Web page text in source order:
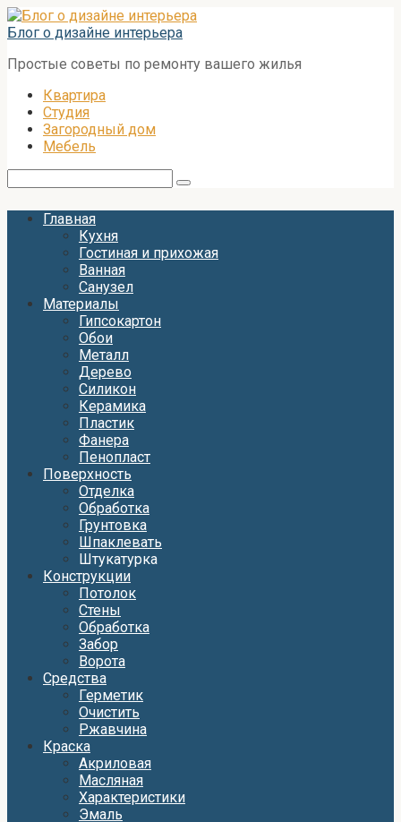
Перейти
к
Блог о дизайне интерьера
Простые советы по ремонту вашего жилья
Квартира
Студия
Загородный дом
Мебель
Главная
Кухня
Гостиная и прихожая
Ванная
Санузел
Материалы
Гипсокартон
Обои
Металл
Дерево
Силикон
Керамика
Пластик
Фанера
Пенопласт
Поверхность
Отделка
Обработка
Грунтовка
Шпаклевать
Штукатурка
Конструкции
Потолок
Стены
Обработка
Забор
Ворота
Средства
Герметик
Очистить
Ржавчина
Краска
Акриловая
Масляная
Характеристики
Эмаль